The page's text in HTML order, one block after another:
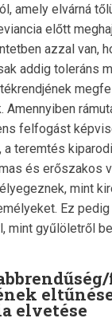
amely elvárná
előtt
azzal van,
addig toleráns
Amennyiben
felfogást
a teremtés
és erőszakos
mint
Ez
mint gyűlöletről
elvetése